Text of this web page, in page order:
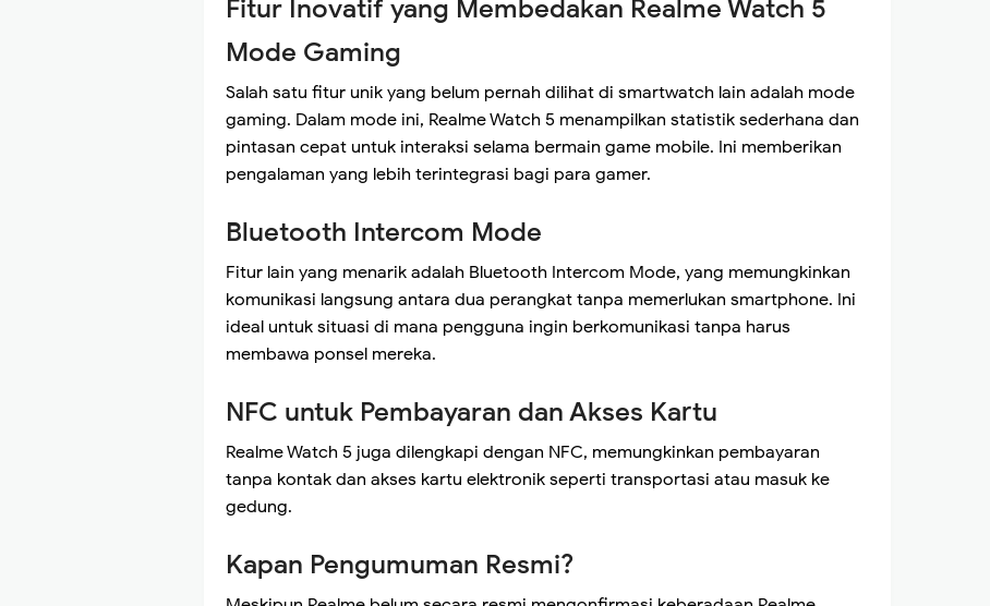
Fitur Inovatif yang Membedakan Realme Watch 5
Mode Gaming
Salah satu fitur unik yang belum pernah dilihat di smartwatch lain adalah mode
gaming. Dalam mode ini, Realme Watch 5 menampilkan statistik sederhana dan
pintasan cepat untuk interaksi selama bermain game mobile. Ini memberikan
pengalaman yang lebih terintegrasi bagi para gamer.
Bluetooth Intercom Mode
Fitur lain yang menarik adalah Bluetooth Intercom Mode, yang memungkinkan
komunikasi langsung antara dua perangkat tanpa memerlukan smartphone. Ini
ideal untuk situasi di mana pengguna ingin berkomunikasi tanpa harus
membawa ponsel mereka.
NFC untuk Pembayaran dan Akses Kartu
Realme Watch 5 juga dilengkapi dengan NFC, memungkinkan pembayaran
tanpa kontak dan akses kartu elektronik seperti transportasi atau masuk ke
gedung.
Kapan Pengumuman Resmi?